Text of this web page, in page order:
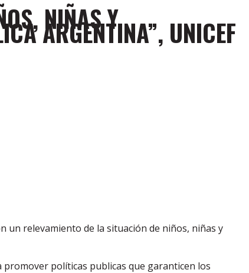
NIÑAS Y
ARGENTINA”, UNICEF
un relevamiento de la situación de niños, niñas y
políticas publicas que garanticen los